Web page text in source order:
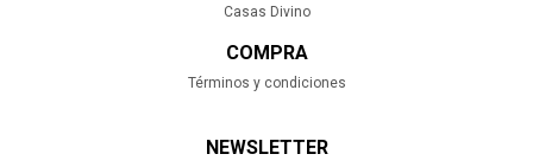
Casas Divino
COMPRA
Términos y condiciones
NEWSLETTER